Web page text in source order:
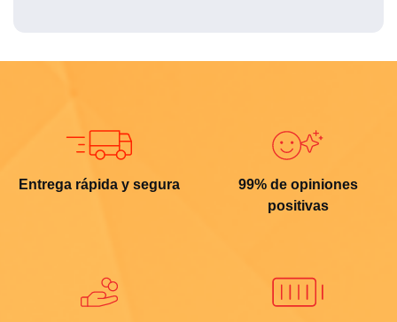
Entrega rápida y segura
99% de opiniones
positivas